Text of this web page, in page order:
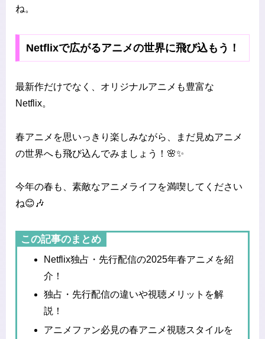
ね。
Netflixで広がるアニメの世界に飛び込もう！
最新作だけでなく、オリジナルアニメも豊富な
Netflix。
春アニメを思いっきり楽しみながら、まだ見ぬアニメ
の世界へも飛び込んでみましょう！🌸✨
今年の春も、素敵なアニメライフを満喫してください
ね😊🎶
この記事のまとめ
Netflix独占・先行配信の2025年春アニメを紹
介！
独占・先行配信の違いや視聴メリットを解
説！
アニメファン必見の春アニメ視聴スタイルを